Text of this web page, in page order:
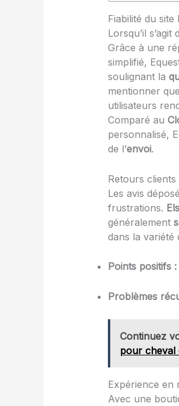
Fiabilité du site
Lorsqu’il s’agit
Grâce à une
simplifié,
soulignant la
mentionner
utilisateurs
Comparé au
personnalisé,
de l’envoi.
Retours
Les avis
frustrations.
généralement
dans la variété
Points positifs :
Problèmes
Continuez
pour cheval
Expérience en
Avec une